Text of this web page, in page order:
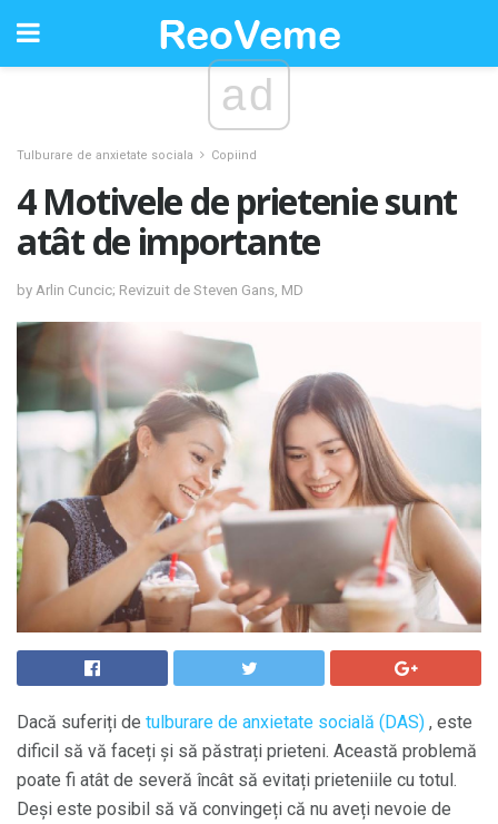
ad
Tulburare de anxietate sociala Copiind
4 Motivele de prietenie sunt
atât de importante
by Arlin Cuncic; Revizuit de Steven Gans, MD
Dacă suferiți de tulburare de anxietate socială (DAS) , este
dificil să vă faceți și să păstrați prieteni. Această problemă
poate fi atât de severă încât să evitați prieteniile cu totul.
Deși este posibil să vă convingeți că nu aveți nevoie de